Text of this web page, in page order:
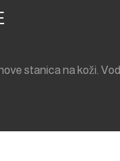
stanica na koži.